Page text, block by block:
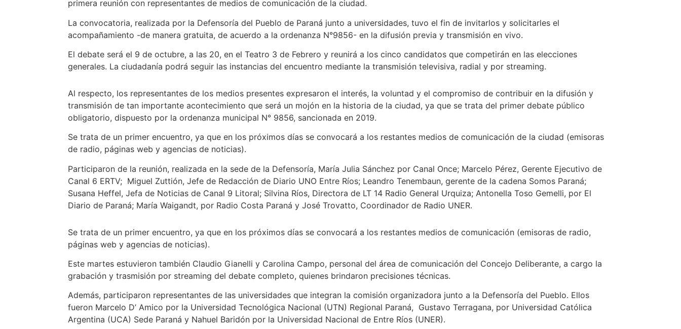
primera reunión con representantes de medios de comunicación de la ciudad.
La convocatoria, realizada por la Defensoría del Pueblo de Paraná junto a universidades, tuvo el fin de invitarlos y solicitarles el
acompañamiento -de manera gratuita, de acuerdo a la ordenanza N°9856- en la difusión previa y transmisión en vivo.
El debate será el 9 de octubre, a las 20, en el Teatro 3 de Febrero y reunirá a los cinco candidatos que competirán en las elecciones
generales. La ciudadanía podrá seguir las instancias del encuentro mediante la transmisión televisiva, radial y por streaming.
Al respecto, los representantes de los medios presentes expresaron el interés, la voluntad y el compromiso de contribuir en la difusión y
transmisión de tan importante acontecimiento que será un mojón en la historia de la ciudad, ya que se trata del primer debate público
obligatorio, dispuesto por la ordenanza municipal N° 9856, sancionada en 2019.
Se trata de un primer encuentro, ya que en los próximos días se convocará a los restantes medios de comunicación de la ciudad (emisoras
de radio, páginas web y agencias de noticias).
Participaron de la reunión, realizada en la sede de la Defensoría, María Julia Sánchez por Canal Once; Marcelo Pérez, Gerente Ejecutivo de
Canal 6 ERTV; Miguel Zuttión, Jefe de Redacción de Diario UNO Entre Ríos; Leandro Tenembaun, gerente de la cadena Somos Paraná;
Susana Heffel, Jefa de Noticias de Canal 9 Litoral; Silvina Ríos, Directora de LT 14 Radio General Urquiza; Antonella Toso Gemelli, por El
Diario de Paraná; María Waigandt, por Radio Costa Paraná y José Trovatto, Coordinador de Radio UNER.
Se trata de un primer encuentro, ya que en los próximos días se convocará a los restantes medios de comunicación (emisoras de radio,
páginas web y agencias de noticias).
Este martes estuvieron también Claudio Gianelli y Carolina Campo, personal del área de comunicación del Concejo Deliberante, a cargo la
grabación y trasmisión por streaming del debate completo, quienes brindaron precisiones técnicas.
Además, participaron representantes de las universidades que integran la comisión organizadora junto a la Defensoría del Pueblo. Ellos
fueron Marcelo D’ Amico por la Universidad Tecnológica Nacional (UTN) Regional Paraná, Gustavo Terragana, por Universidad Católica
Argentina (UCA) Sede Paraná y Nahuel Baridón por la Universidad Nacional de Entre Ríos (UNER).